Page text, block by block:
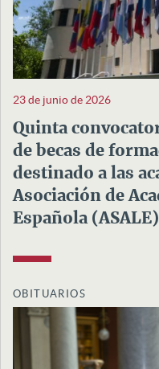
23 de junio de 2026
Quinta
de becas de
destinado a las
Asociación de
Española (ASALE)
OBITUARIOS